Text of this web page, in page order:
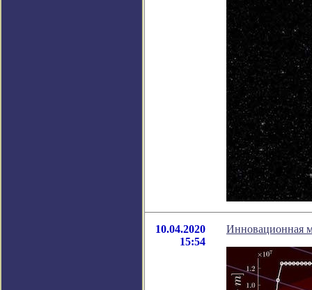
10.04.2020
15:54
Инновационная